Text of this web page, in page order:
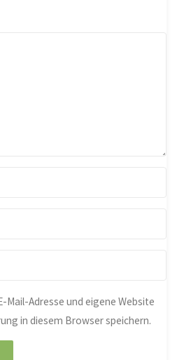
Mail-Adresse und eigene Website
in diesem Browser speichern.